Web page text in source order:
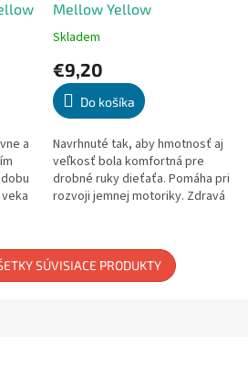
a
Mellow Yellow
Priemerné
produktu
je
5,0
5
hviezdičiek.
Skladem
€9,20
Do košíka
Navrhnuté tak, aby hmotnosť aj
veľkosť bola komfortná pre
drobné ruky dieťaťa. Pomáha pri
rozvoji jemnej motoriky. Zdravá
SÚVISIACE PRODUKTY